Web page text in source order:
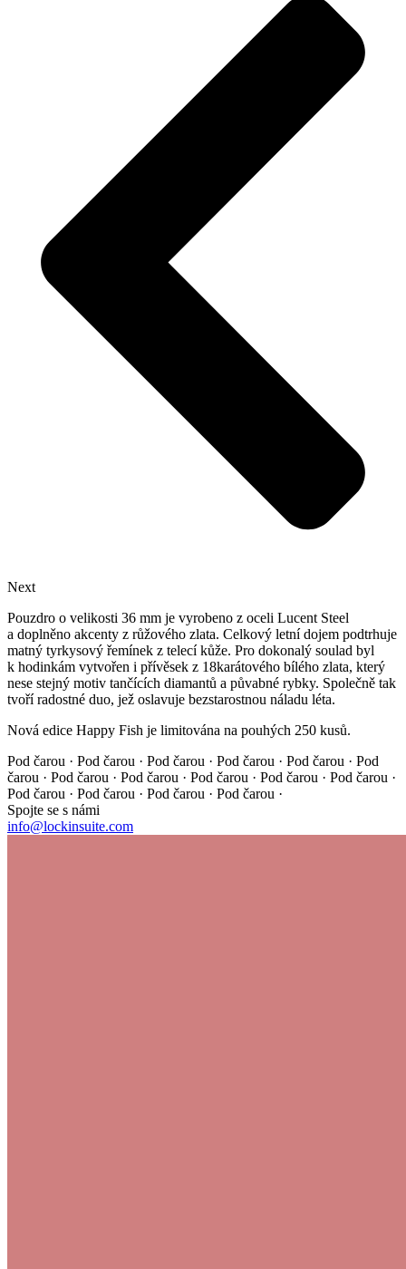
Next
Pouzdro o velikosti 36 mm je vyrobeno z oceli Lucent Steel
a doplněno akcenty z růžového zlata. Celkový letní dojem podtrhuje
matný tyrkysový řemínek z telecí kůže. Pro dokonalý soulad byl
k hodinkám vytvořen i přívěsek z 18karátového bílého zlata, který
nese stejný motiv tančících diamantů a půvabné rybky. Společně tak
tvoří radostné duo, jež oslavuje bezstarostnou náladu léta.
Nová edice Happy Fish je limitována na pouhých 250 kusů.
Pod čarou · Pod čarou · Pod čarou · Pod čarou · Pod čarou · Pod
čarou · Pod čarou · Pod čarou · Pod čarou · Pod čarou · Pod čarou ·
Pod čarou · Pod čarou · Pod čarou · Pod čarou ·
Spojte se s námi
info@lockinsuite.com